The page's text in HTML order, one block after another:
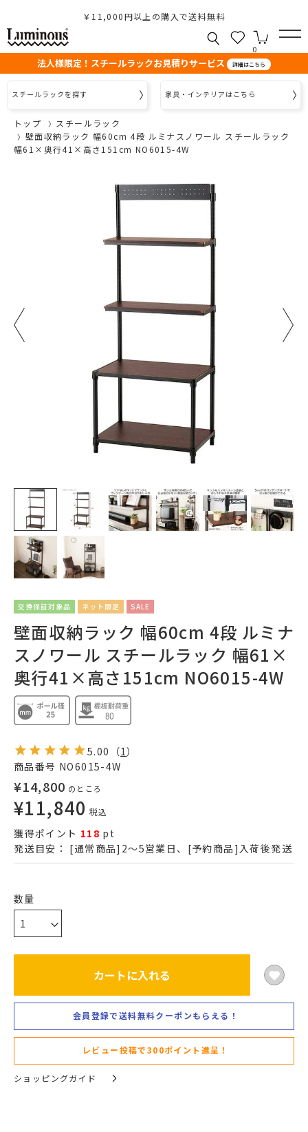
￥11,000円以上の購入で送料無料
0
法人様限定！スチールラックお見積りサービス 詳細はこちら
スチールラックを探す 家具・インテリアはこちら
トップ
スチールラック
壁面収納ラック 幅60cm 4段 ルミナスノワール スチールラック
幅61×奥行41×高さ151cm NO6015-4W
交換保証対象品 ネット限定 SALE
壁面収納ラック 幅60cm 4段 ルミナ
スノワール スチールラック 幅61×
奥行41×高さ151cm NO6015-4W
5.00 （1）
商品番号 NO6015-4W
¥14,800 のところ
¥11,840 税込
獲得ポイント 118 pt
発送目安： [通常商品]2～5営業日、[予約商品]入荷後発送
カートに入れる
会員登録で送料無料クーポンもらえる！
レビュー投稿で300ポイント進呈！
ショッピングガイド